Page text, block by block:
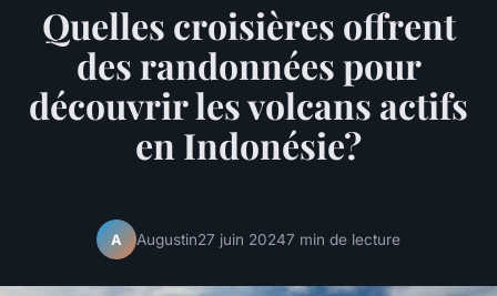
Quelles croisières offrent
des randonnées pour
découvrir les volcans actifs
en Indonésie?
A Augustin27 juin 20247 min de lecture